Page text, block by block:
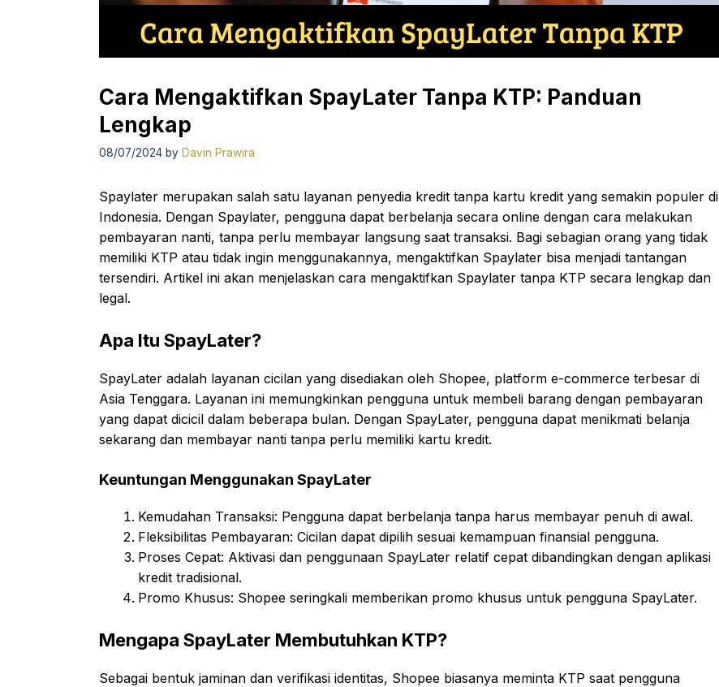
Cara Mengaktifkan SpayLater Tanpa KTP: Panduan
Lengkap
08/07/2024 by Davin Prawira
Spaylater merupakan salah satu layanan penyedia kredit tanpa kartu kredit yang semakin populer di
Indonesia. Dengan Spaylater, pengguna dapat berbelanja secara online dengan cara melakukan
pembayaran nanti, tanpa perlu membayar langsung saat transaksi. Bagi sebagian orang yang tidak
memiliki KTP atau tidak ingin menggunakannya, mengaktifkan Spaylater bisa menjadi tantangan
tersendiri. Artikel ini akan menjelaskan cara mengaktifkan Spaylater tanpa KTP secara lengkap dan
legal.
Apa Itu SpayLater?
SpayLater adalah layanan cicilan yang disediakan oleh Shopee, platform e-commerce terbesar di
Asia Tenggara. Layanan ini memungkinkan pengguna untuk membeli barang dengan pembayaran
yang dapat dicicil dalam beberapa bulan. Dengan SpayLater, pengguna dapat menikmati belanja
sekarang dan membayar nanti tanpa perlu memiliki kartu kredit.
Keuntungan Menggunakan SpayLater
Kemudahan Transaksi: Pengguna dapat berbelanja tanpa harus membayar penuh di awal.
Fleksibilitas Pembayaran: Cicilan dapat dipilih sesuai kemampuan finansial pengguna.
Proses Cepat: Aktivasi dan penggunaan SpayLater relatif cepat dibandingkan dengan aplikasi
kredit tradisional.
Promo Khusus: Shopee seringkali memberikan promo khusus untuk pengguna SpayLater.
Mengapa SpayLater Membutuhkan KTP?
Sebagai bentuk jaminan dan verifikasi identitas, Shopee biasanya meminta KTP saat pengguna